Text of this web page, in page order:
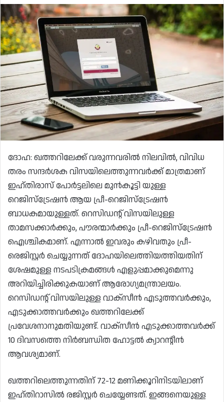
ദോഹ: ഖത്തറിലേക്ക് വരുന്നവരിൽ നിലവിൽ, വിവിധ
തരം സന്ദർശക വിസയിലെത്തുന്നവർക്ക് മാത്രമാണ്
ഇഹ്തിരാസ് പോർട്ടലിലെ മുൻകൂട്ടി യുള്ള
റെജിസ്ട്രേഷൻ ആയ പ്രീ-റെജിസ്ട്രേഷൻ
ബാധകമായുള്ളത്. റെസിഡന്റ് വിസയിലുള്ള
താമസക്കാർക്കും, പൗരന്മാർക്കും പ്രീ-റെജിസ്ട്രേഷൻ
ഐശ്ചികമാണ്. എന്നാൽ ഇവരും കഴിവതും പ്രീ-
രെജിസ്റ്റർ ചെയ്യുന്നത് ദോഹയിലെത്തിയത്തിയതിന്
ശേഷമുള്ള നടപടിക്രമങ്ങൾ എളുപ്പമാക്കുമെന്നു
അറിയിച്ചിരിക്കുകയാണ് ആരോഗ്യമന്ത്രാലയം.
റെസിഡന്റ് വിസയിലുള്ള വാക്സീൻ എടുത്തവർക്കും,
എടുക്കാത്തവർക്കും ഖത്തറിലേക്ക്
പ്രവേശനാനുമതിയുണ്ട്. വാക്സീൻ എടുക്കാത്തവർക്ക്
10 ദിവസത്തെ നിർബന്ധിത ഹോട്ടൽ ക്വാറന്റീൻ
ആവശ്യമാണ്.
ഖത്തറിലെത്തുന്നതിന് 72-12 മണിക്കൂറിനിടയിലാണ്
ഇഹ്തിറാസിൽ രജിസ്റ്റർ ചെയ്യേണ്ടത്. ഇങ്ങനെയുള്ള